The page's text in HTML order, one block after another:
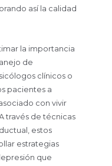
así la calidad
la importancia
de
clínicos o
pacientes a
con vivir
través de técnicas
estos
estrategias
que